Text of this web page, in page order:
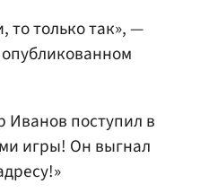
то только так», —
поступил в
игры! Он выгнал